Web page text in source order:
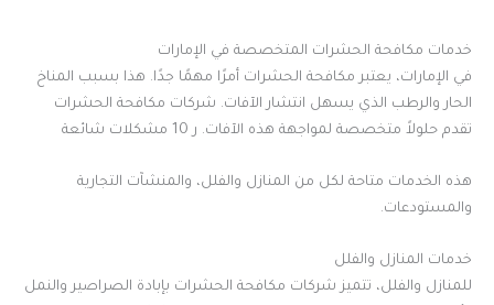
خدمات مكافحة الحشرات المتخصصة في الإمارات
في الإمارات، يعتبر مكافحة الحشرات أمرًا مهمًا جدًا. هذا بسبب المناخ
الحار والرطب الذي يسهل انتشار الآفات. شركات مكافحة الحشرات
تقدم حلولاً متخصصة لمواجهة هذه الآفات. ر 10 مشكلات شائعة
هذه الخدمات متاحة لكل من المنازل والفلل، والمنشآت التجارية
والمستودعات.
خدمات المنازل والفلل
للمنازل والفلل، تتميز شركات مكافحة الحشرات بإبادة الصراصير والنمل